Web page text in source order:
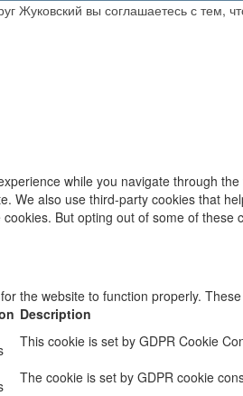
Жуковский вы соглашаетесь с
while you navigate through
We also use third-party cookies that
But opting out of some of these
the website to function properly.
Description
This cookie is set by GDPR Cookie
The cookie is set by GDPR cookie